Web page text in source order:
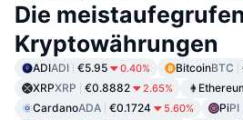
Die
Kryptowährungen
ADIADI €5.95 0.40% BitcoinBTC
XRPXRP €0.8882 2.65%
CardanoADA €0.1724 5.60% PiPI